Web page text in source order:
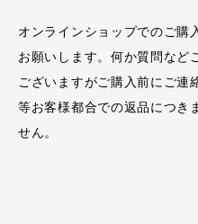
オンラインショップでのご購
お願いします。何か質問など
ございますがご購入前にご連
等お客様都合での返品につき
せん。